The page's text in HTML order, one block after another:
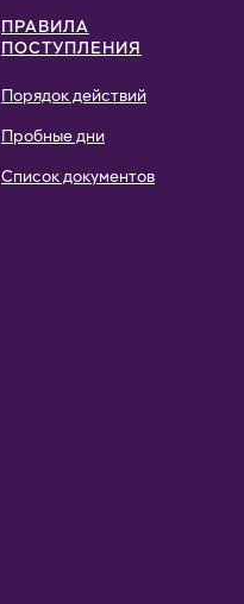
ПРАВИЛА
ПОСТУПЛЕНИЯ
Порядок действий
Пробные дни
Список документов